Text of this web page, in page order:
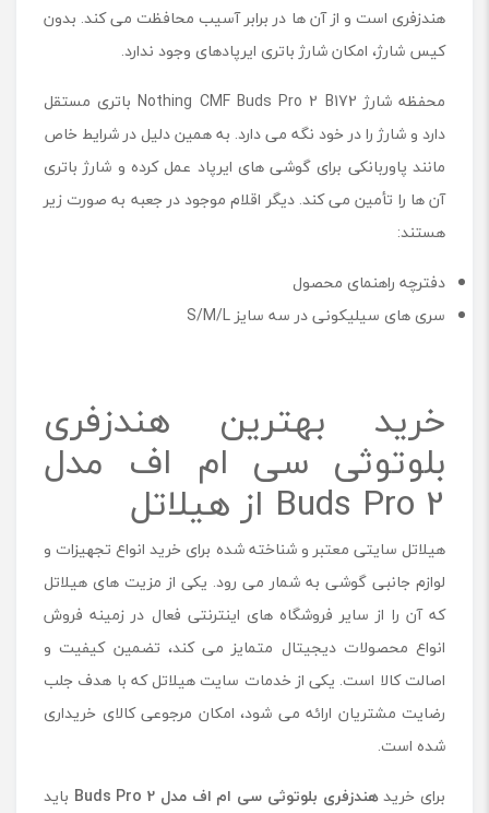
هندزفری است و از آن ها در برابر آسیب محافظت می کند. بدون
کیس شارژ، امکان شارژ باتری ایرپادهای وجود ندارد.
محفظه شارژ Nothing CMF Buds Pro 2 B172 باتری مستقل
دارد و شارژ را در خود نگه می دارد. به همین دلیل در شرایط خاص
مانند پاوربانکی برای گوشی های ایرپاد عمل کرده و شارژ باتری
آن ها را تأمین می کند. دیگر اقلام موجود در جعبه به صورت زیر
هستند:
دفترچه راهنمای محصول
سری های سیلیکونی در سه سایز S/M/L
خرید بهترین هندزفری
بلوتوثی سی ام اف مدل
Buds Pro 2 از هیلاتل
هیلاتل سایتی معتبر و شناخته شده برای خرید انواع تجهیزات و
لوازم جانبی گوشی به شمار می رود. یکی از مزیت های هیلاتل
که آن را از سایر فروشگاه های اینترنتی فعال در زمینه فروش
انواع محصولات دیجیتال متمایز می کند، تضمین کیفیت و
اصالت کالا است. یکی از خدمات سایت هیلاتل که با هدف جلب
رضایت مشتریان ارائه می شود، امکان مرجوعی کالای خریداری
شده است.
برای خریدهندزفری بلوتوثی سی ام اف مدل Buds Pro 2
باید